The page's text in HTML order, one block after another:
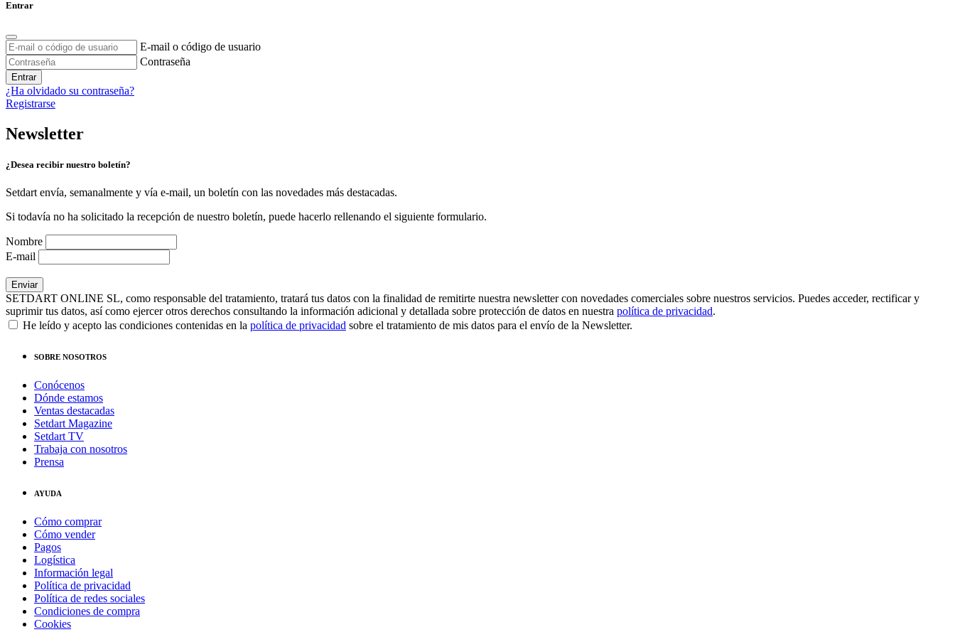
Entrar
E-mail o código de usuario
Contraseña
Entrar
¿Ha olvidado su contraseña?
Registrarse
Newsletter
¿Desea recibir nuestro boletín?
Setdart envía, semanalmente y vía e-mail, un boletín con las novedades más destacadas.
Si todavía no ha solicitado la recepción de nuestro boletín, puede hacerlo rellenando el siguiente formulario.
Nombre
E-mail
SETDART ONLINE SL, como responsable del tratamiento, tratará tus datos con la finalidad de remitirte nuestra newsletter con novedades comerciales sobre nuestros servicios. Puedes acceder, rectificar y
suprimir tus datos, así como ejercer otros derechos consultando la información adicional y detallada sobre protección de datos en nuestra política de privacidad.
He leído y acepto las condiciones contenidas en la política de privacidad sobre el tratamiento de mis datos para el envío de la Newsletter.
SOBRE NOSOTROS
Conócenos
Dónde estamos
Ventas destacadas
Setdart Magazine
Setdart TV
Trabaja con nosotros
Prensa
AYUDA
Cómo comprar
Cómo vender
Pagos
Logística
Información legal
Política de privacidad
Política de redes sociales
Condiciones de compra
Cookies